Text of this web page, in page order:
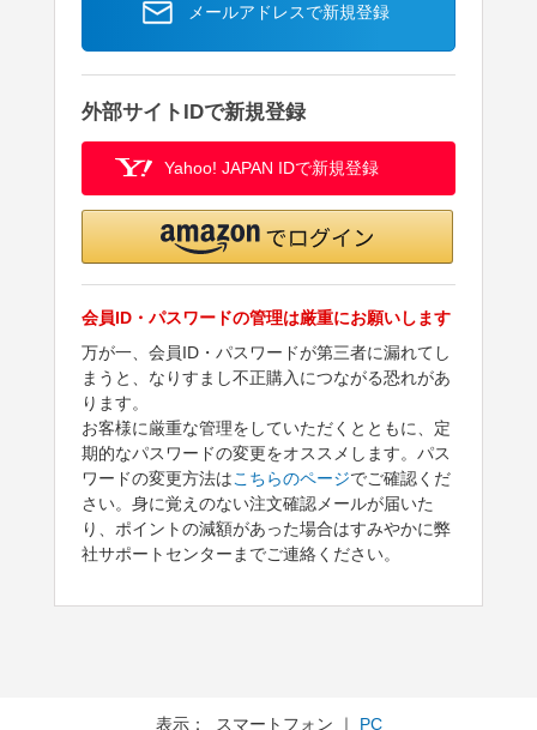
メールアドレスで新規登録
外部サイトIDで新規登録
Yahoo! JAPAN IDで新規登録
会員ID・パスワードの管理は厳重にお願いします
万が一、会員ID・パスワードが第三者に漏れてし
まうと、なりすまし不正購入につながる恐れがあ
ります。
お客様に厳重な管理をしていただくとともに、定
期的なパスワードの変更をオススメします。パス
ワードの変更方法はこちらのページでご確認くだ
さい。身に覚えのない注文確認メールが届いた
り、ポイントの減額があった場合はすみやかに弊
社サポートセンターまでご連絡ください。
表示： スマートフォン ｜ PC